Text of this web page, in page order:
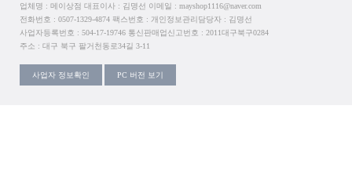
업체명 : 메이상점 대표이사 : 김명선 이메일 : mayshop1116@naver.com
전화번호 : 0507-1329-4874 팩스번호 : 개인정보관리담당자 : 김명선
사업자등록번호 : 504-17-19746 통신판매업신고번호 : 2011대구북구0284
주소 : 대구 북구 팔거천동로34길 3-11
사업자 정보확인 PC 버전 보기